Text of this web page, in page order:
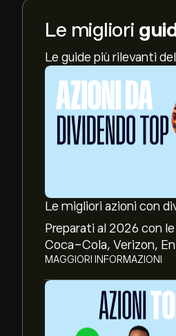
Le migliori
Le guide più rilevanti
Le migliori azioni con
Preparati al 2026 con
Coca-Cola, Verizon,
MAGGIORI INFORMAZIONI